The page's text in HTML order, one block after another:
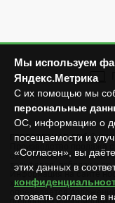
ГОРТОРГСНАБ СПб ©
Производство продажа
стеллажей,
тельферов, лебедок и пр.
Информация на сайте
характер и не может
определяется
Мы используем
Яндекс.Метрика
С их помощью мы
персональные
ОС, информацию о
посещаемости и
«Согласен», вы
этих данных в
отозвать согласие в